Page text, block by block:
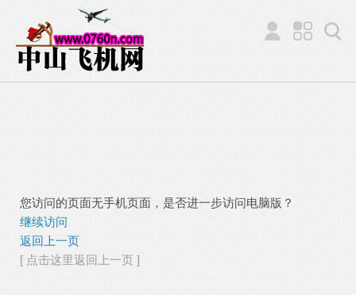
您访问的页面无手机页面，是否进一步访问电脑版？
继续访问
返回上一页
[ 点击这里返回上一页 ]